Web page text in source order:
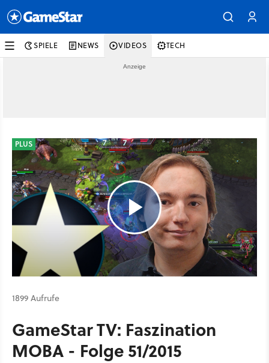
SPIELE NEWS VIDEOS TECH
PLUS
1899 Aufrufe
GameStar TV: Faszination
MOBA - Folge 51/2015